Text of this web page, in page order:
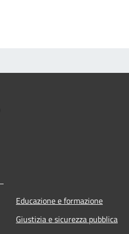
Educazione e formazione
Giustizia e sicurezza pubblica